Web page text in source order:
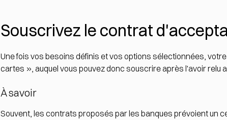
Souscrivez le contrat
Une fois vos besoins définis et vos options sélectionnées,
cartes », auquel vous pouvez donc souscrire après l'avoir relu
À savoir
Souvent, les contrats proposés par les banques prévoient un